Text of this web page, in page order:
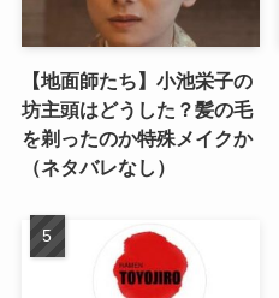
【地面師たち】小池栄子の
坊主頭はどうした？髪の毛
を剃ったのか特殊メイクか
（ネタバレなし）